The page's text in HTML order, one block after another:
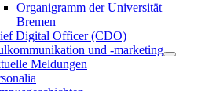
Organigramm der Universität
Bremen
Digital Officer (CDO)
und -marketing
Meldungen